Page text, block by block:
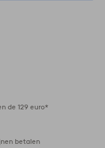
de 129 euro*
betalen